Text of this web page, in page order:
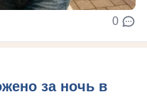
0
за ночь в